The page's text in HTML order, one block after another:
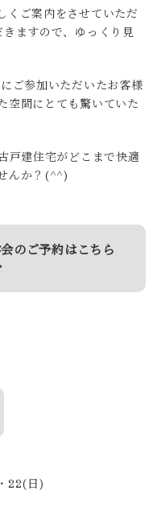
くご案内をさせていただ
ますので、ゆっくり見
ご参加いただいたお客様
空間にとても驚いていた
戸建住宅がどこまで快適
んか？(^^)
のご予約はこちら
22(日)